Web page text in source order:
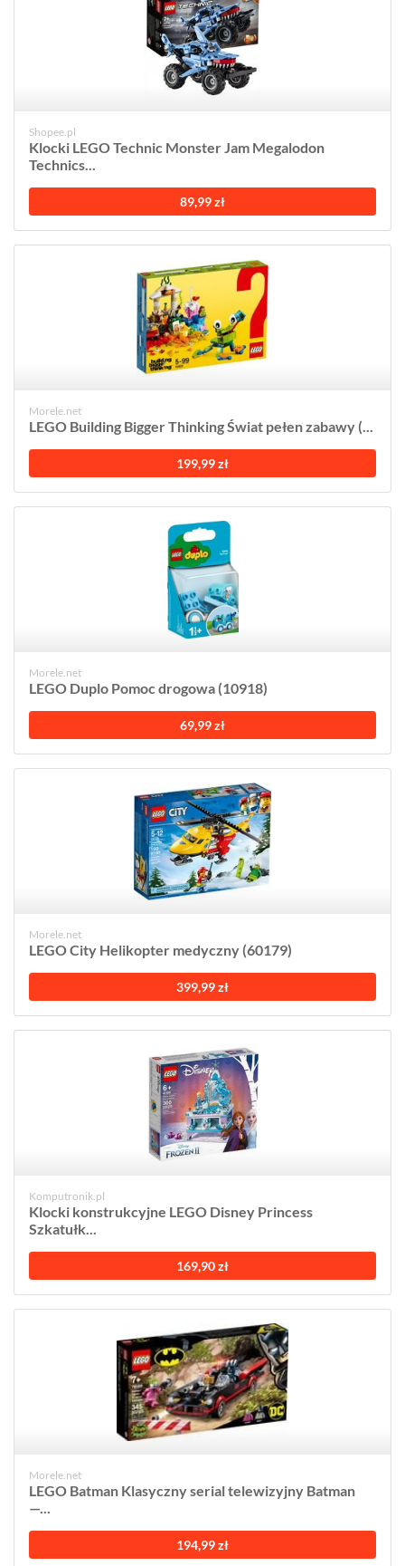
Shopee.pl
Klocki LEGO Technic Monster Jam Megalodon
Technics...
89,99 zł
Morele.net
LEGO Building Bigger Thinking Świat pełen zabawy (...
199,99 zł
Morele.net
LEGO Duplo Pomoc drogowa (10918)
69,99 zł
Morele.net
LEGO City Helikopter medyczny (60179)
399,99 zł
Komputronik.pl
Klocki konstrukcyjne LEGO Disney Princess
Szkatułk...
169,90 zł
Morele.net
LEGO Batman Klasyczny serial telewizyjny Batman
—...
194,99 zł